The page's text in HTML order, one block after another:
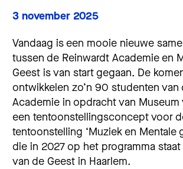
3 november 2025
Vandaag is een mooie nieuwe
tussen de Reinwardt Academie en
Geest is van start gegaan. De
ontwikkelen zo’n 90 studenten van
Academie in opdracht van Museum
een tentoonstellingsconcept voor
tentoonstelling ‘Muziek en Mentale
die in 2027 op het programma
van de Geest in Haarlem.